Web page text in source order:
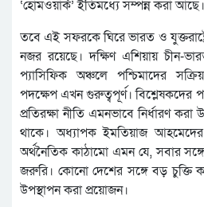
‘হোমওয়ার্ক’ ইতিমধ্যে সম্পন্ন করা আছে।
তবে এই সফরকে ঘিরে ভারত ও
নজর রয়েছে। দক্ষিণ এশিয়ায় চীন-
প্যাসিফিক অঞ্চলে পশ্চিমাদের
পদক্ষেপ এখন গুরুত্বপূর্ণ। বিশ্লেষকদের
প্রতিরক্ষা নীতি এমনভাবে নির্ধারণ করা
থাকে। অধ্যাপক ইমতিয়াজ আহমেদের
অর্থনৈতিক কাঠামো এমন যে, সবার
জরুরি। কোনো দেশের সঙ্গে বড় চুক্তি
উপস্থাপন করা প্রয়োজন।